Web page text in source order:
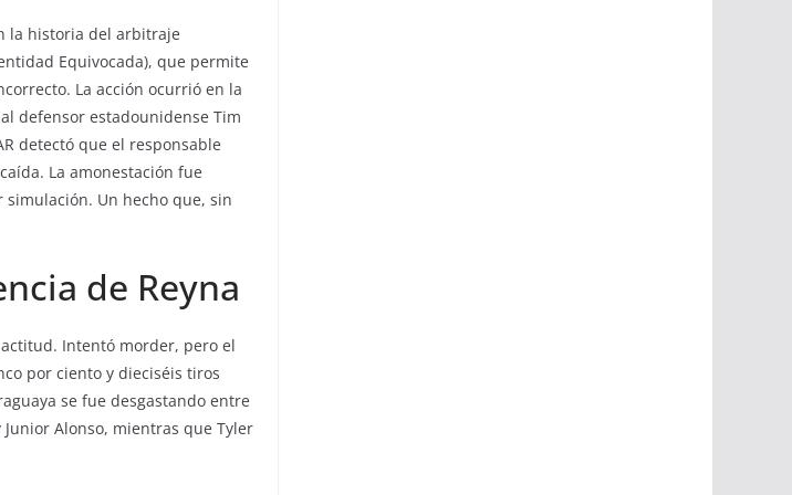
la historia del arbitraje
Equivocada), que permite
La acción ocurrió en la
defensor estadounidense Tim
detectó que el responsable
La amonestación fue
Un hecho que, sin
de Reyna
Intentó morder, pero el
por ciento y dieciséis tiros
se fue desgastando entre
Junior Alonso, mientras que Tyler